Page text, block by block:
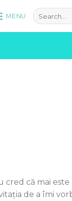
MENU
cred că mai
de a îmi